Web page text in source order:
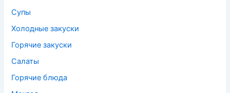
Супы
Холодные закуски
Горячие закуски
Салаты
Горячие блюда